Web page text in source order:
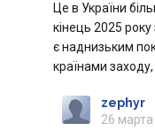
Це в України
кінець 2025
є наднизьким
країнами
zephyr
26